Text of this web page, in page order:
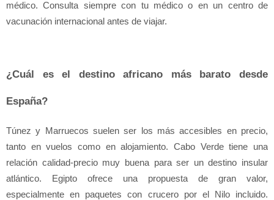
médico. Consulta siempre con tu médico o en un centro de
vacunación internacional antes de viajar.
¿Cuál es el destino africano más barato desde
España?
Túnez y Marruecos suelen ser los más accesibles en precio,
tanto en vuelos como en alojamiento. Cabo Verde tiene una
relación calidad-precio muy buena para ser un destino insular
atlántico. Egipto ofrece una propuesta de gran valor,
especialmente en paquetes con crucero por el Nilo incluido.